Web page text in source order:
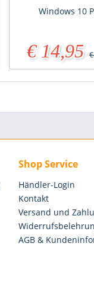
Windows 10
€ 14,95
Shop Service
Händler-Login
Kontakt
Versand und
AGB &